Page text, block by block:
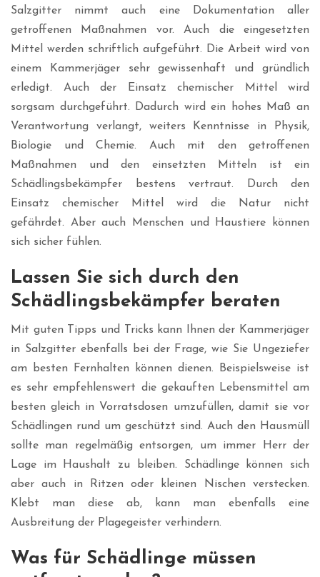
Salzgitter nimmt auch eine Dokumentation aller
getroffenen Maßnahmen vor. Auch die eingesetzten
Mittel werden schriftlich aufgeführt. Die Arbeit wird von
einem Kammerjäger sehr gewissenhaft und gründlich
erledigt. Auch der Einsatz chemischer Mittel wird
sorgsam durchgeführt. Dadurch wird ein hohes Maß an
Verantwortung verlangt, weiters Kenntnisse in Physik,
Biologie und Chemie. Auch mit den getroffenen
Maßnahmen und den einsetzten Mitteln ist ein
Schädlingsbekämpfer bestens vertraut. Durch den
Einsatz chemischer Mittel wird die Natur nicht
gefährdet. Aber auch Menschen und Haustiere können
sich sicher fühlen.
Lassen Sie sich durch den
Schädlingsbekämpfer beraten
Mit guten Tipps und Tricks kann Ihnen der Kammerjäger
in Salzgitter ebenfalls bei der Frage, wie Sie Ungeziefer
am besten Fernhalten können dienen. Beispielsweise ist
es sehr empfehlenswert die gekauften Lebensmittel am
besten gleich in Vorratsdosen umzufüllen, damit sie vor
Schädlingen rund um geschützt sind. Auch den Hausmüll
sollte man regelmäßig entsorgen, um immer Herr der
Lage im Haushalt zu bleiben. Schädlinge können sich
aber auch in Ritzen oder kleinen Nischen verstecken.
Klebt man diese ab, kann man ebenfalls eine
Ausbreitung der Plagegeister verhindern.
Was für Schädlinge müssen